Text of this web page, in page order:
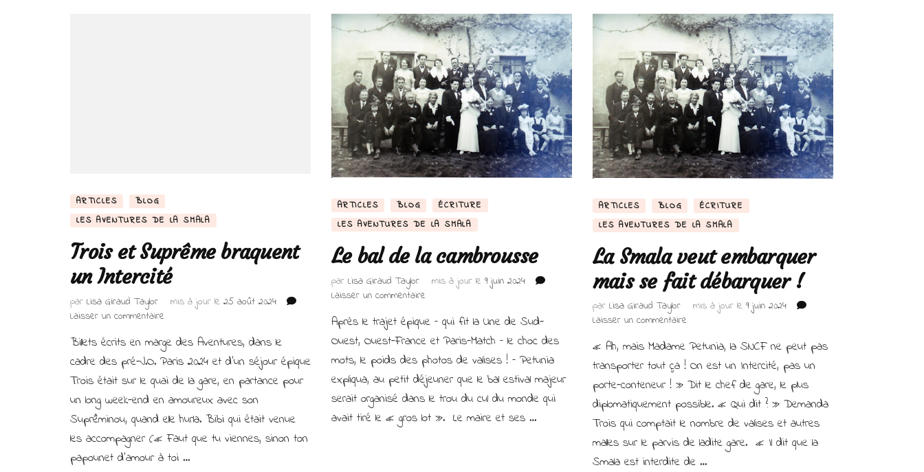
ARTICLES
BLOG
LES AVENTURES DE LA SMALA
Trois et Suprême braquent
un Intercité
par Lisa Giraud Taylor mis à jour le 25 août 2024
Laisser un commentaire
et
Suprême
braquent
un
Intercité
Billets écrits en marge des Aventures, dans le
cadre des pré-J.O. Paris 2024 et d’un séjour épique
Trois était sur le quai de la gare, en partance pour
un long week-end en amoureux avec son
Suprêminou, quand elle hurla. Bibi qui était venue
les accompagner (« Faut que tu viennes, sinon ton
papounet d’amour à toi …
ARTICLES BLOG
ÉCRITURE
LES AVENTURES DE LA SMALA
Le bal de la cambrousse
par Lisa Giraud Taylor mis à jour le 9 juin 2024
Laisser un commentairesur
bal
de
la
cambrousse
Après le trajet épique – qui fit la Une de Sud-
Ouest, Ouest-France et Paris-Match – le choc des
mots, le poids des photos de valises ! – Petunia
expliqua, au petit déjeuner que le bal estival majeur
serait organisé dans le trou du cul du monde qui
avait tiré le « gros lot ». Le maire et ses …
ARTICLES BLOG
ÉCRITURE
LES AVENTURES DE LA SMALA
La Smala veut embarquer
mais se fait débarquer !
par Lisa Giraud Taylor mis à jour le 9 juin 2024
Laisser un commentairesur
Smala
veut
embarquer
mais
se
fait
débarquer !
« Ah, mais Madame Petunia, la SNCF ne peut pas
transporter tout ça ! On est un Intercité, pas un
porte-conteneur ! » Dit le chef de gare, le plus
diplomatiquement possible. « Qui dit ? » Demanda
Trois qui comptait le nombre de valises et autres
malles sur le parvis de ladite gare. « Il dit que la
Smala est interdite de …